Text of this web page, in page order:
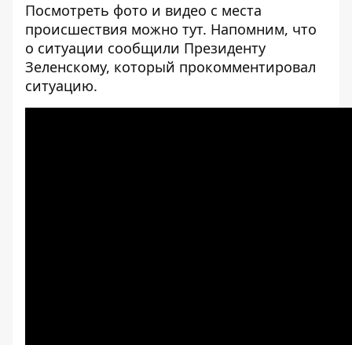
Посмотреть фото и видео с места
происшествия можно тут. Напомним, что
о ситуации сообщили Президенту
Зеленскому, который прокомментировал
ситуацию.